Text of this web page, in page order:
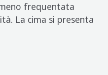
frequentata
La cima si presenta